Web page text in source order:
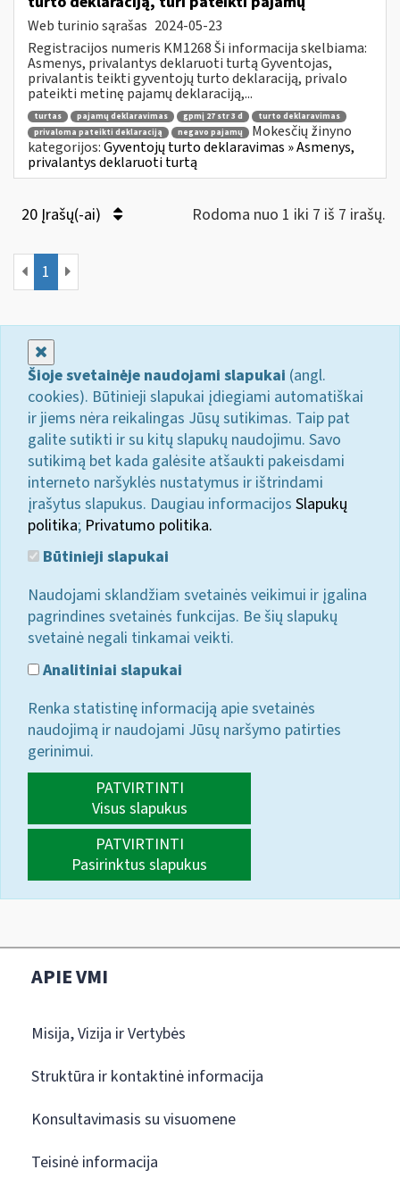
Web turinio sąrašas 2024-05-23
Registracijos numeris KM1268 Ši informacija skelbiama:
Asmenys, privalantys deklaruoti turtą Gyventojas,
privalantis teikti gyventojų turto deklaraciją, privalo
pateikti metinę pajamų deklaraciją,...
turtas pajamų deklaravimas gpmį 27 str 3 d
turto deklaravimas
privaloma pateikti deklaraciją
negavo pajamų
Mokesčių žinyno
kategorijos:Gyventojų turto deklaravimas » Asmenys,
privalantys deklaruoti turtą
20 Įrašų(-ai) Rodoma nuo 1 iki 7 iš 7 irašų.
1
Šioje svetainėje naudojami slapukai (angl.
cookies). Būtinieji slapukai įdiegiami automatiškai
ir jiems nėra reikalingas Jūsų sutikimas. Taip pat
galite sutikti ir su kitų slapukų naudojimu. Savo
sutikimą bet kada galėsite atšaukti pakeisdami
interneto naršyklės nustatymus ir ištrindami
įrašytus slapukus. Daugiau informacijos Slapukų
politika; Privatumo politika.
Būtinieji slapukai
Naudojami sklandžiam svetainės veikimui ir įgalina
pagrindines svetainės funkcijas. Be šių slapukų
svetainė negali tinkamai veikti.
Analitiniai slapukai
Renka statistinę informaciją apie svetainės
naudojimą ir naudojami Jūsų naršymo patirties
gerinimui.
PATVIRTINTI
Visus slapukus
PATVIRTINTI
Pasirinktus slapukus
APIE VMI
Misija, Vizija ir Vertybės
Struktūra ir kontaktinė informacija
Konsultavimasis su visuomene
Teisinė informacija